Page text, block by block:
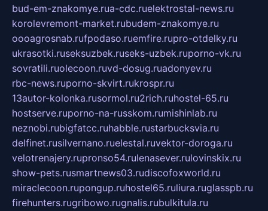
bud-em-znakomye.rua-cdc.ruelektrostal-news.ru
korolevremont-market.rubudem-znakomye.ru
oooagrosnab.rufpodaso.ruemfire.rupro-otdelky.ru
ukrasotki.ruseksuzbek.ruseks-uzbek.ruporno-vk.ru
sovratili.ruolecoon.ruvd-dosug.ruadonyev.ru
rbc-news.ruporno-skvirt.rukrospr.ru
13autor-kolonka.rusormol.ru2rich.ruhostel-65.ru
hostserve.ruporno-na-russkom.rumishinlab.ru
neznobi.rubigfatcc.ruhabble.rustarbucksvia.ru
delfinet.rusilvernano.ruelestal.ruvektor-doroga.ru
velotrenajery.rupronso54.rulenasever.rulovinskix.ru
show-pets.rusmartnews03.rudiscofoxworld.ru
miraclecoon.rupongup.ruhostel65.ruliura.ruglasspb.ru
firehunters.rugribowo.rugnalis.rubulkitula.ru